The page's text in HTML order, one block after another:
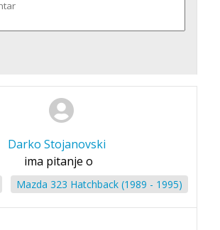
Darko Stojanovski
ima pitanje o
Mazda 323 Hatchback (1989 - 1995)